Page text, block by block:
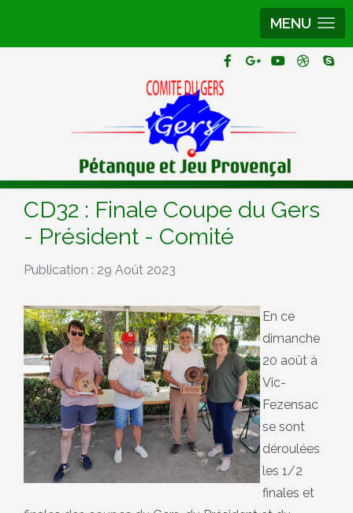
MENU
CD32 : Finale Coupe du Gers
- Président - Comité
Publication : 29 Août 2023
En ce
dimanche
20 août à
Vic-
Fezensac
se sont
déroulées
les 1/2
finales et